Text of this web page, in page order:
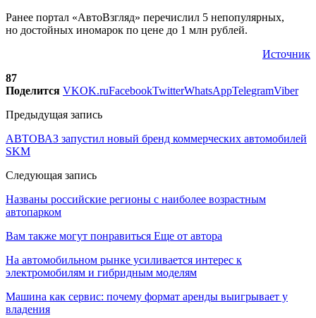
Ранее портал «АвтоВзгляд» перечислил 5 непопулярных,
но достойных иномарок по цене до 1 млн рублей.
Источник
87
Поделится VKOK.ruFacebookTwitterWhatsAppTelegramViber
Предыдущая запись
АВТОВАЗ запустил новый бренд коммерческих автомобилей
SKM
Следующая запись
Названы российские регионы с наиболее возрастным
автопарком
Вам также могут понравиться Еще от автора
На автомобильном рынке усиливается интерес к
электромобилям и гибридным моделям
Машина как сервис: почему формат аренды выигрывает у
владения